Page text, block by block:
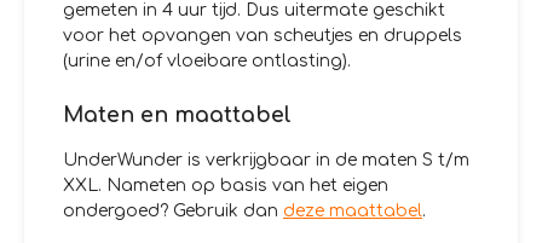
gemeten in 4 uur tijd. Dus uitermate geschikt
voor het opvangen van scheutjes en druppels
(urine en/of vloeibare ontlasting).
Maten en maattabel
UnderWunder is verkrijgbaar in de maten S t/m
XXL. Nameten op basis van het eigen
ondergoed? Gebruik dan deze maattabel.